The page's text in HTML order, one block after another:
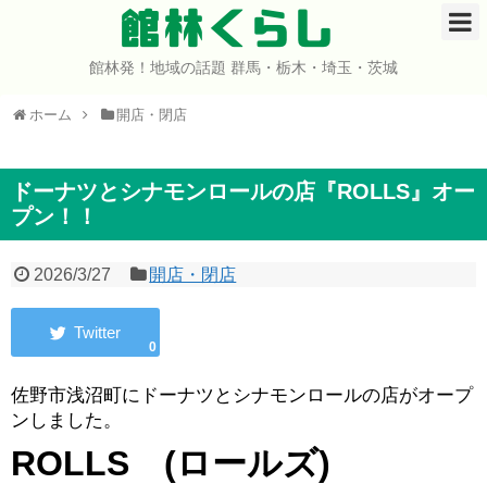
館林くらし
館林発！地域の話題 群馬・栃木・埼玉・茨城
ホーム 開店・閉店
ドーナツとシナモンロールの店『ROLLS』オー
プン！！
2026/3/27 開店・閉店
0
佐野市浅沼町にドーナツとシナモンロールの店がオープ
ンしました。
ROLLS (ロールズ)
ホーム
イベント
グルメ
コミュニティ
宇宙よりも遠い場所